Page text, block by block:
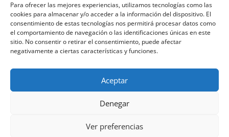
Para ofrecer las mejores experiencias, utilizamos tecnologías como las
cookies para almacenar y/o acceder a la información del dispositivo. El
consentimiento de estas tecnologías nos permitirá procesar datos como
el comportamiento de navegación o las identificaciones únicas en este
sitio. No consentir o retirar el consentimiento, puede afectar
negativamente a ciertas características y funciones.
Aceptar
Denegar
Ver preferencias